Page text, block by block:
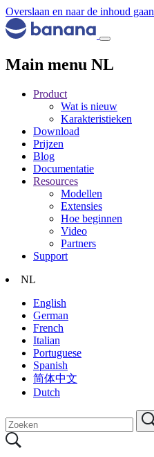
Overslaan en naar de inhoud gaan
Main menu NL
Product
Wat is nieuw
Karakteristieken
Download
Prijzen
Blog
Documentatie
Resources
Modellen
Extensies
Hoe beginnen
Video
Partners
Support
NL
English
German
French
Italian
Portuguese
Spanish
简体中文
Dutch